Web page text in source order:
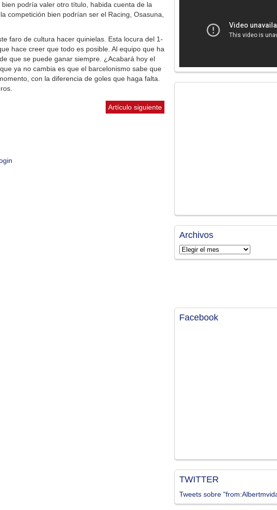
podría valer otro título, habida cuenta de la
competición bien podrían ser el Racing, Osasuna,
faro de cultura hacer quinielas. Esta locura del 1-
hace creer que todo es posible. Al equipo que ha
que se puede ganar siempre. ¿Acabará hoy el
ya no cambia es que el barcelonismo sabe que
con la diferencia de goles que haga falta.
Artículo siguiente
Archivos
Archivos
Facebook
TWITTER
Tweets sobre